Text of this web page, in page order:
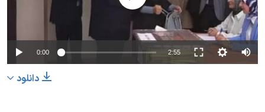
فرهنگ و زندگی
حقوق شهروندی
اقتصادی
مستندها
انتخابات ریاست جمهوری آمریکا ۲۰۲۴
حمله جمهوری اسلامی به اسرائیل
دنبال کنید
0:00 2:55
دانلود